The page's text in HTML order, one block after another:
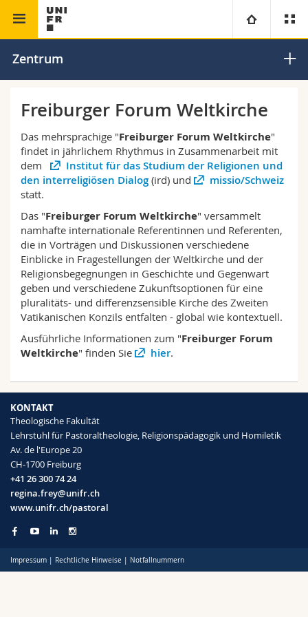
Universität
Campus
Forschung
Weiterbildung
Theologische Fak.
Rechtswissenschaftliche Fak.
Philosophische Fak.
Fak. für Erziehungs- und Bildungswissenschaften
Math.-Nat. und Med. Fak.
Interfakultär
Informationen für
Studieninteressierte
Medien
Forschende
Mitarbeitende
Doktorierende
Ressourcen
Ortsplan
Bibliotheken
Webmail
Vorlesungsverzeichnis
MyUnifr
Pastoraltheologie
Zentrum
Freiburger Forum Weltkirche
Das mehrsprachige "Freiburger Forum Weltkirche"
findet in jährlichem Rhythmus in Zusammenarbeit mit
dem
Institut für das Studium der Religionen und
den interreligiösen Dialog (ird) und missio/Schweiz
statt.
Das "Freiburger Forum Weltkirche" versammelt
namhafte internationale Referentinnen und Referenten,
die in Vorträgen und Diskussionen verschiedene
Einblicke in Fragestellungen der Weltkirche und der
Religionsbegegnungen in Geschichte und Gegenwart
geben und verschiedene Zukunftsoptionen für eine
pluralitäts- und differenzsensible Kirche des Zweiten
Vatikanischen Konzils entfalten - global wie kontextuell.
Ausführliche Informationen zum "Freiburger Forum
Weltkirche" finden Sie hier.
KONTAKT
Theologische Fakultät
Lehrstuhl für Pastoraltheologie, Religionspädagogik und Homiletik
Av. de l'Europe 20
CH-1700 Freiburg
+41 26 300 74 24
regina.frey@unifr.ch
www.unifr.ch/pastoral
Impressum | Rechtliche Hinweise | Notfallnummern